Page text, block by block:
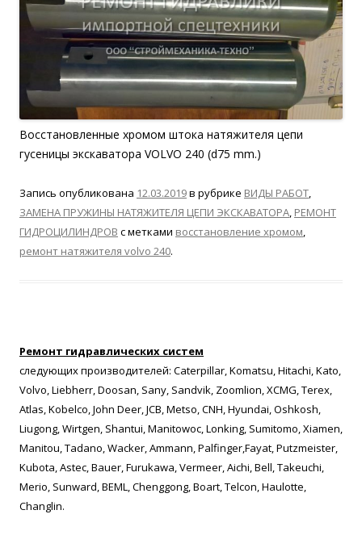
Восстановленные хромом штока натяжителя цепи
гусеницы экскаватора VOLVO 240 (d75 mm.)
Запись опубликована 12.03.2019в рубрике ВИДЫ РАБОТ
ЗАМЕНА ПРУЖИНЫ НАТЯЖИТЕЛЯ ЦЕПИ ЭКСКАВАТОРА РЕМОНТ
ГИДРОЦИЛИНДРОВ с метками восстановление хромом
ремонт натяжителя volvo 240.
Ремонт гидравлических систем
следующих производителей: Caterpillar, Komatsu, Hitachi, Kato,
Volvo, Liebherr, Doosan, Sany, Sandvik, Zoomlion, XCMG, Terex,
Atlas, Kobelco, John Deer, JCB, Metso, CNH, Hyundai, Oshkosh,
Liugong, Wirtgen, Shantui, Manitowoc, Lonking, Sumitomo, Xiamen,
Manitou, Tadano, Wacker, Ammann, Palfinger,Fayat, Putzmeister,
Kubota, Astec, Bauer, Furukawa, Vermeer, Aichi, Bell, Takeuchi,
Merio, Sunward, BEML, Chenggong, Boart, Telcon, Haulotte,
Changlin.